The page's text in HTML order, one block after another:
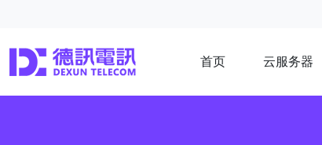
首页 云服务器